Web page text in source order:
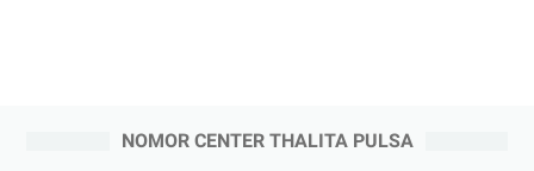
NOMOR CENTER THALITA PULSA